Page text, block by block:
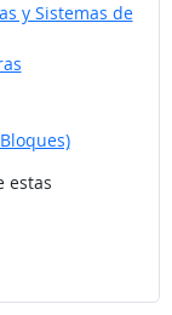
y Sistemas de
estas